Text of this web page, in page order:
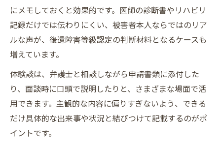
にメモしておくと効果的です。医師の診断書やリハビリ
記録だけでは伝わりにくい、被害者本人ならではのリア
ルな声が、後遺障害等級認定の判断材料となるケースも
増えています。
体験談は、弁護士と相談しながら申請書類に添付した
り、面談時に口頭で説明したりと、さまざまな場面で活
用できます。主観的な内容に偏りすぎないよう、できる
だけ具体的な出来事や状況と結びつけて記載するのがポ
イントです。